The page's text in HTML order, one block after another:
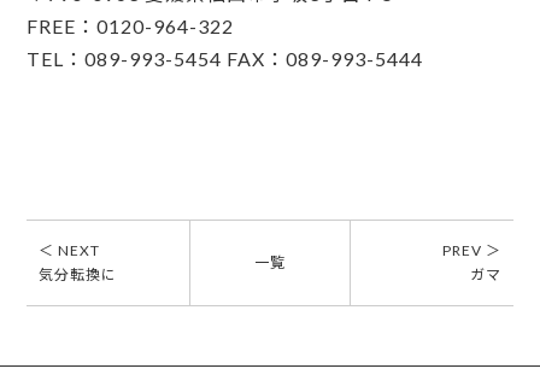
FREE：0120-964-322
TEL：089-993-5454 FAX：089-993-5444
＜ NEXT
気分転換に
一覧
PREV ＞
ガマ